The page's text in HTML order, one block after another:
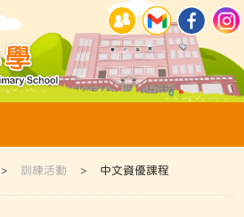
> 訓練活動 > 中文資優課程